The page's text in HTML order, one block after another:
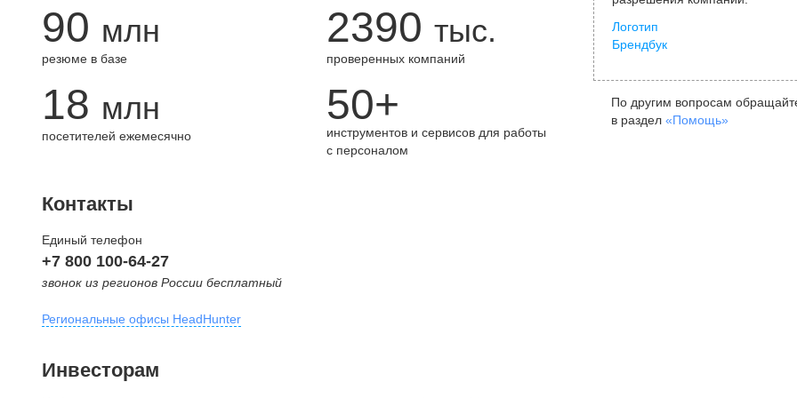
90 млн
резюме в базе
2390 тыс.
проверенных компаний
18 млн
посетителей ежемесячно
50+
инструментов и сервисов для работы
с персоналом
Логотип
Брендбук
По другим вопросам
в раздел «Помощь»
Контакты
Единый телефон
+7 800 100-64-27
звонок из регионов России бесплатный
Региональные офисы HeadHunter
внутригородская территория
Инвесторам